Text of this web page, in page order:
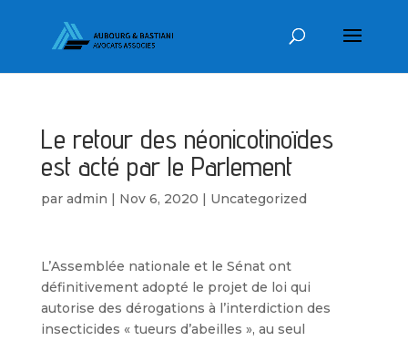
Le retour des néonicotinoïdes
est acté par le Parlement
par admin | Nov 6, 2020 | Uncategorized
L’Assemblée nationale et le Sénat ont
définitivement adopté le projet de loi qui
autorise des dérogations à l’interdiction des
insecticides « tueurs d’abeilles », au seul